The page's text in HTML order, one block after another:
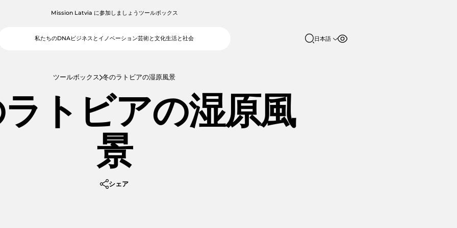
Mission Latvia に参加しましょう ツールボックス
私たちのDNAビジネスとイノベーション芸術と文化生活と社会 日本語
150%
200%
ツールボックス 冬のラトビアの湿原風景
トビアの湿原風
景
シェア